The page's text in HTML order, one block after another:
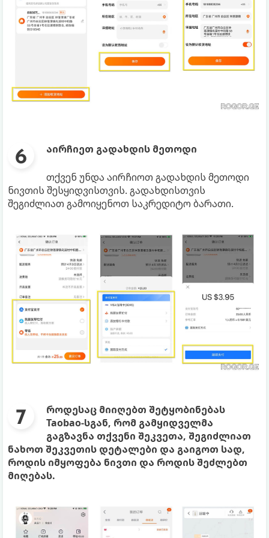
აირჩიეთ გადახდის მეთოდი
თქვენ უნდა აირჩიოთ გადახდის მეთოდი
ნივთის შესყიდვისთვის. გადახდისთვის
შეგიძლიათ გამოიყენოთ საკრედიტო ბარათი.
როდესაც მიიღებთ შეტყობინებას
Taobao-სგან, რომ გამყიდველმა
გაგზავნა თქვენი შეკვეთა, შეგიძლიათ
ნახოთ შეკვეთის დეტალები და გაიგოთ სად,
როდის იმყოფება ნივთი და როდის შეძლებთ
მიღებას.